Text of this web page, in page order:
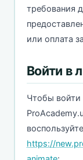
требования
или оплата
Войти в
Чтобы войти
https://